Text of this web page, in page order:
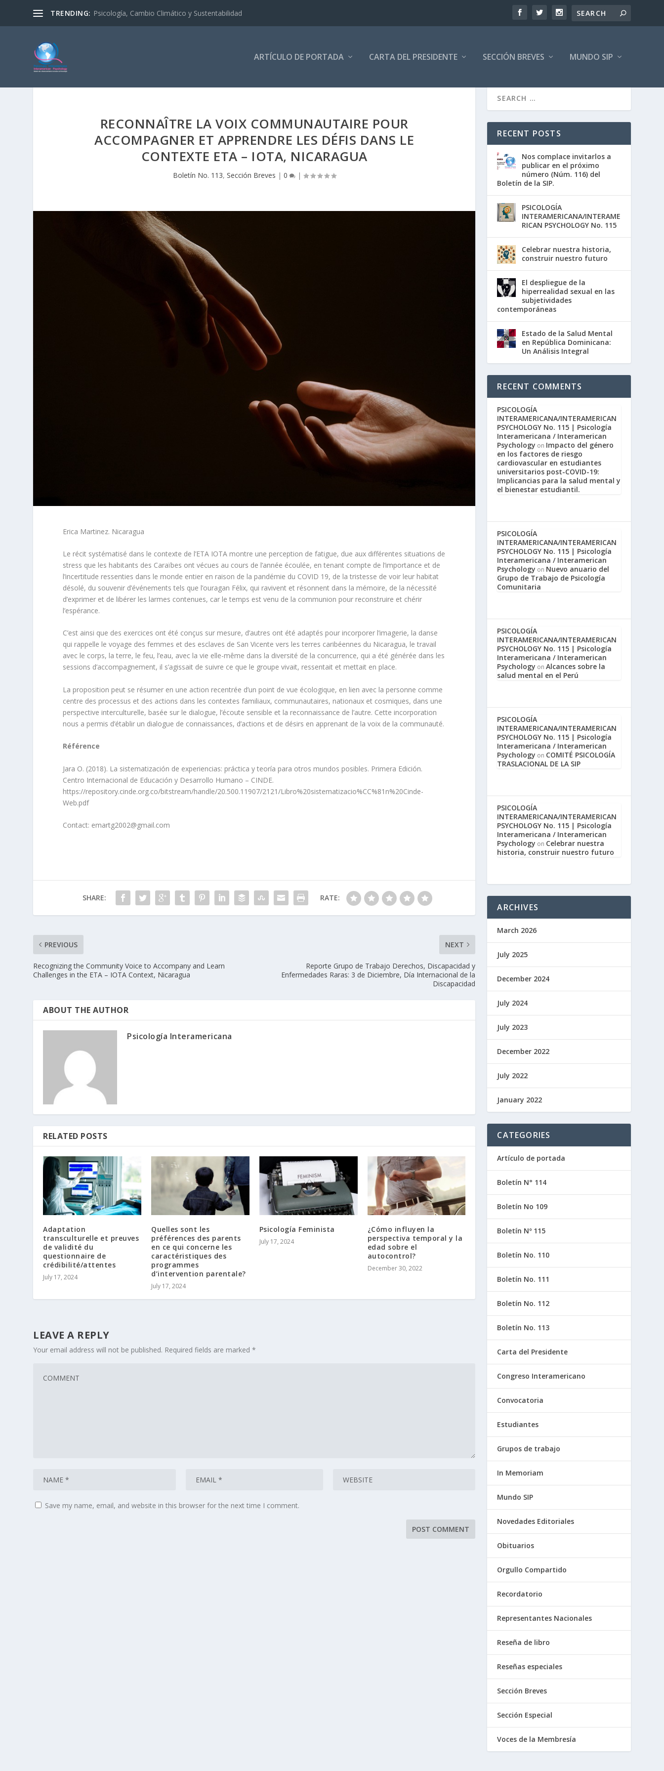
TRENDING: Psicología, Cambio Climático y Sustentabilidad
ARTÍCULO DE PORTADA CARTA DEL PRESIDENTE SECCIÓN BREVES MUNDO SIP
RECONNAÎTRE LA VOIX COMMUNAUTAIRE POUR
ACCOMPAGNER ET APPRENDRE LES DÉFIS DANS LE
CONTEXTE ETA – IOTA, NICARAGUA
Boletín No. 113, Sección Breves | 0 |
Erica Martinez. Nicaragua
Le récit systématisé dans le contexte de l’ETA IOTA montre une perception de fatigue, due aux différentes situations de
stress que les habitants des Caraïbes ont vécues au cours de l’année écoulée, en tenant compte de l’importance et de
l’incertitude ressenties dans le monde entier en raison de la pandémie du COVID 19, de la tristesse de voir leur habitat
désolé, du souvenir d’événements tels que l’ouragan Félix, qui ravivent et résonnent dans la mémoire, de la nécessité
d’exprimer et de libérer les larmes contenues, car le temps est venu de la communion pour reconstruire et chérir
l’espérance.
C’est ainsi que des exercices ont été conçus sur mesure, d’autres ont été adaptés pour incorporer l’imagerie, la danse
qui rappelle le voyage des femmes et des esclaves de San Vicente vers les terres caribéennes du Nicaragua, le travail
avec le corps, la terre, le feu, l’eau, avec la vie elle-même dans la diversité de la concurrence, qui a été générée dans les
sessions d’accompagnement, il s’agissait de suivre ce que le groupe vivait, ressentait et mettait en place.
La proposition peut se résumer en une action recentrée d’un point de vue écologique, en lien avec la personne comme
centre des processus et des actions dans les contextes familiaux, communautaires, nationaux et cosmiques, dans une
perspective interculturelle, basée sur le dialogue, l’écoute sensible et la reconnaissance de l’autre. Cette incorporation
nous a permis d’établir un dialogue de connaissances, d’actions et de désirs en apprenant de la voix de la communauté.
Référence
Jara O. (2018). La sistematización de experiencias: práctica y teoría para otros mundos posibles. Primera Edición.
Centro Internacional de Educación y Desarrollo Humano – CINDE.
https://repository.cinde.org.co/bitstream/handle/20.500.11907/2121/Libro%20sistematizacio%CC%81n%20Cinde-
Web.pdf
Contact: emartg2002@gmail.com
SHARE: RATE:
PREVIOUS
Recognizing the Community Voice to Accompany and Learn
Challenges in the ETA – IOTA Context, Nicaragua
NEXT
Reporte Grupo de Trabajo Derechos, Discapacidad y
Enfermedades Raras: 3 de Diciembre, Día Internacional de la
Discapacidad
ABOUT THE AUTHOR
Psicología Interamericana
RELATED POSTS
Adaptation
transculturelle et preuves
de validité du
questionnaire de
crédibilité/attentes
July 17, 2024
Quelles sont les
préférences des parents
en ce qui concerne les
caractéristiques des
programmes
d’intervention parentale?
July 17, 2024
Psicología Feminista
July 17, 2024
¿Cómo influyen la
perspectiva temporal y la
edad sobre el
autocontrol?
December 30, 2022
LEAVE A REPLY
Your email address will not be published. Required fields are marked*
Save my name, email, and website in this browser for the next time I comment.
RECENT POSTS
Nos complace invitarlos a
publicar en el próximo
número (Núm. 116) del
Boletín de la SIP.
PSICOLOGÍA
INTERAMERICANA/INTERAME
RICAN PSYCHOLOGY No. 115
Celebrar nuestra historia,
construir nuestro futuro
El despliegue de la
hiperrealidad sexual en las
subjetividades
contemporáneas
Estado de la Salud Mental
en República Dominicana:
Un Análisis Integral
RECENT COMMENTS
PSICOLOGÍA
INTERAMERICANA/INTERAMERICAN
PSYCHOLOGY No. 115 | Psicología
Interamericana / Interamerican
Psychology on Impacto del género
en los factores de riesgo
cardiovascular en estudiantes
universitarios post-COVID-19:
Implicancias para la salud mental y
el bienestar estudiantil.
PSICOLOGÍA
INTERAMERICANA/INTERAMERICAN
PSYCHOLOGY No. 115 | Psicología
Interamericana / Interamerican
Psychology on Nuevo anuario del
Grupo de Trabajo de Psicología
Comunitaria
PSICOLOGÍA
INTERAMERICANA/INTERAMERICAN
PSYCHOLOGY No. 115 | Psicología
Interamericana / Interamerican
Psychology onAlcances sobre la
salud mental en el Perú
PSICOLOGÍA
INTERAMERICANA/INTERAMERICAN
PSYCHOLOGY No. 115 | Psicología
Interamericana / Interamerican
Psychology on COMITÉ PSICOLOGÍA
TRASLACIONAL DE LA SIP
PSICOLOGÍA
INTERAMERICANA/INTERAMERICAN
PSYCHOLOGY No. 115 | Psicología
Interamericana / Interamerican
Psychology on Celebrar nuestra
historia, construir nuestro futuro
ARCHIVES
March 2026
July 2025
December 2024
July 2024
July 2023
December 2022
July 2022
January 2022
CATEGORIES
Artículo de portada
Boletín N° 114
Boletín No 109
Boletín Nº 115
Boletín No. 110
Boletín No. 111
Boletín No. 112
Boletín No. 113
Carta del Presidente
Congreso Interamericano
Convocatoria
Estudiantes
Grupos de trabajo
In Memoriam
Mundo SIP
Novedades Editoriales
Obituarios
Orgullo Compartido
Recordatorio
Representantes Nacionales
Reseña de libro
Reseñas especiales
Sección Breves
Sección Especial
Voces de la Membresía